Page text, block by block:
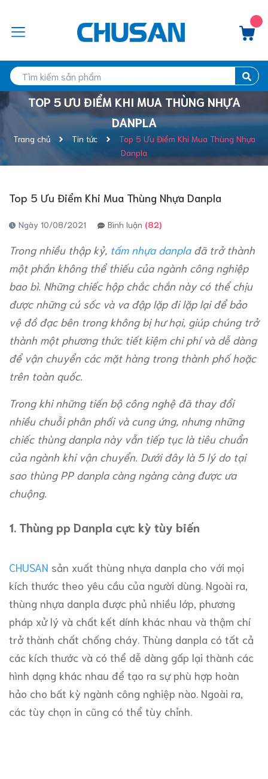
TOP 5 ƯU ĐIỂM KHI MUA THÙNG NHỰA
DANPLA
Trang chủ Tin tức
Top 5 Ưu Điểm Khi Mua Thùng Nhựa
Danpla
Top 5 Ưu Điểm Khi Mua Thùng Nhựa Danpla
Ngày 10/08/2021 Bình luận (82)
Trong nhiều thập kỷ, tấm nhựa danplađã trở thành
một phần không thể thiếu của ngành công nghiệp
bao bì. Những chiếc hộp chắc chắn này có thể chịu
được những cú sốc và va đập lặp đi lặp lại để bảo
vệ đồ đạc bên trong không bị hư hại, giúp chúng trở
thành một phương thức tiết kiệm chi phí và dễ dàng
để vận chuyển các mặt hàng trong thành phố hoặc
trên toàn quốc.
Trong khi những tiến bộ công nghệ đã thay đổi
nhiều chuỗi phân phối và cung ứng, nhưng những
chiếc thùng danpla này vẫn tiếp tục là tiêu chuẩn
của ngành khi vận chuyển. Dưới đây là 5 lý do tại
sao thùng PP danpla càng ngàng càng được ưa
chuộng.
1. Thùng pp Danpla cực kỳ tùy biến
CHUSAN sản xuất thùng nhựa danpla cho với mọi
kích thước theo yêu cầu của người dùng. Ngoài ra,
thùng nhựa danpla được phủ nhiều lớp, phương
pháp xử lý và chất kết dính khác nhau và thậm chí
trở thành chất chống cháy. Thùng danpla có tất cả
các kích thước và có thể dễ dàng gấp lại thành các
hình dạng khác nhau để tạo ra sự phù hợp hoàn
hảo cho bất kỳ ngành công nghiệp nào. Ngoài ra,
các tùy chọn in cũng có thể tùy chỉnh.